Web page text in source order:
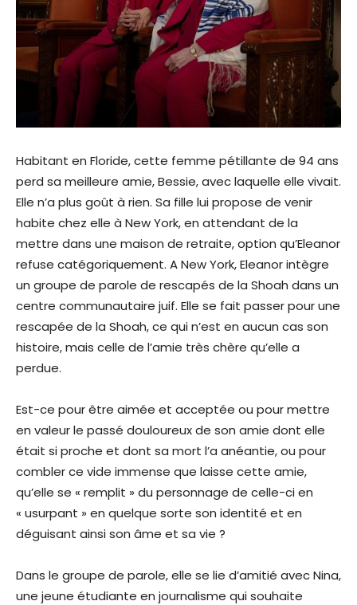
Habitant en Floride, cette femme pétillante de 94 ans
perd sa meilleure amie, Bessie, avec laquelle elle vivait.
Elle n’a plus goût à rien. Sa fille lui propose de venir
habite chez elle à New York, en attendant de la
mettre dans une maison de retraite, option qu’Eleanor
refuse catégoriquement. A New York, Eleanor intègre
un groupe de parole de rescapés de la Shoah dans un
centre communautaire juif. Elle se fait passer pour une
rescapée de la Shoah, ce qui n’est en aucun cas son
histoire, mais celle de l’amie très chère qu’elle a
perdue.
Est-ce pour être aimée et acceptée ou pour mettre
en valeur le passé douloureux de son amie dont elle
était si proche et dont sa mort l’a anéantie, ou pour
combler ce vide immense que laisse cette amie,
qu’elle se « remplit » du personnage de celle-ci en
« usurpant » en quelque sorte son identité et en
déguisant ainsi son âme et sa vie ?
Dans le groupe de parole, elle se lie d’amitié avec Nina,
une jeune étudiante en journalisme qui souhaite